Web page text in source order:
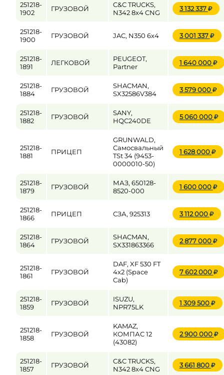
251218-
1902
ГРУЗОВОЙ
C&C TRUCKS,
N342 8x4 CNG
3 132 337
251218-
1900
ГРУЗОВОЙ JAC, N350 6x4 3 001 337
251218-
1891
ЛЕГКОВОЙ
PEUGEOT,
Partner
1 640 000
251218-
1884
ГРУЗОВОЙ
SHACMAN,
SX32586V384
3 579 000
251218-
1882
ГРУЗОВОЙ
SANY,
HQC240DE
5 060 000
251218-
1881
ПРИЦЕП
GRUNWALD,
Самосвальный
TSt 34 (9453-
0000010-50)
1 628 000
251218-
1879
ГРУЗОВОЙ
МАЗ, 650128-
8520-000
1 600 000
251218-
1866
ПРИЦЕП СЗА, 925313 3 112 000
251218-
1864
ГРУЗОВОЙ
SHACMAN,
SX331863366
2 877 000
251218-
1861
ГРУЗОВОЙ
DAF, XF 530 FT
4x2 (Space
Cab)
7 602 000
251218-
1859
ГРУЗОВОЙ
ISUZU,
NPR75LK
1 309 500
251218-
1858
ГРУЗОВОЙ
KAMAZ,
КОМПАС 12
(43082)
2 900 000
251218-
1857
ГРУЗОВОЙ
C&C TRUCKS,
N342 8x4 CNG
3 661 800